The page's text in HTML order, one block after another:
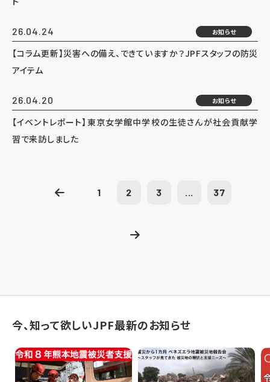
26.04.24 お知らせ
【コラム更新】災害への備え、できていますか？JPFスタッフの防災
アイテム
26.04.20 お知らせ
【イベントレポート】東京女学館中学校の生徒さんが社会貢献学
習で来訪しました
1 2 3 ... 37
今、知って欲しいJPF最新のお知らせ